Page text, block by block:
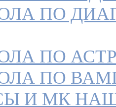
ПО
ПО
ПО